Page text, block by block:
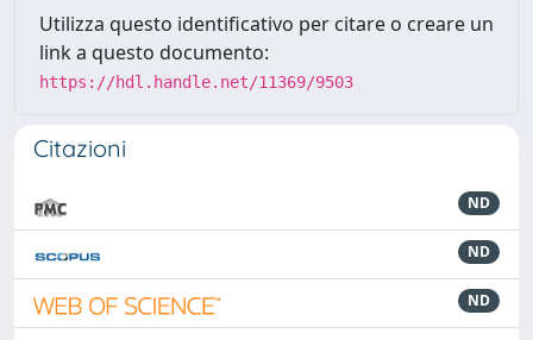
Utilizza questo identificativo per citare o creare un
link a questo documento:
https://hdl.handle.net/11369/9503
Citazioni
ND
ND
ND